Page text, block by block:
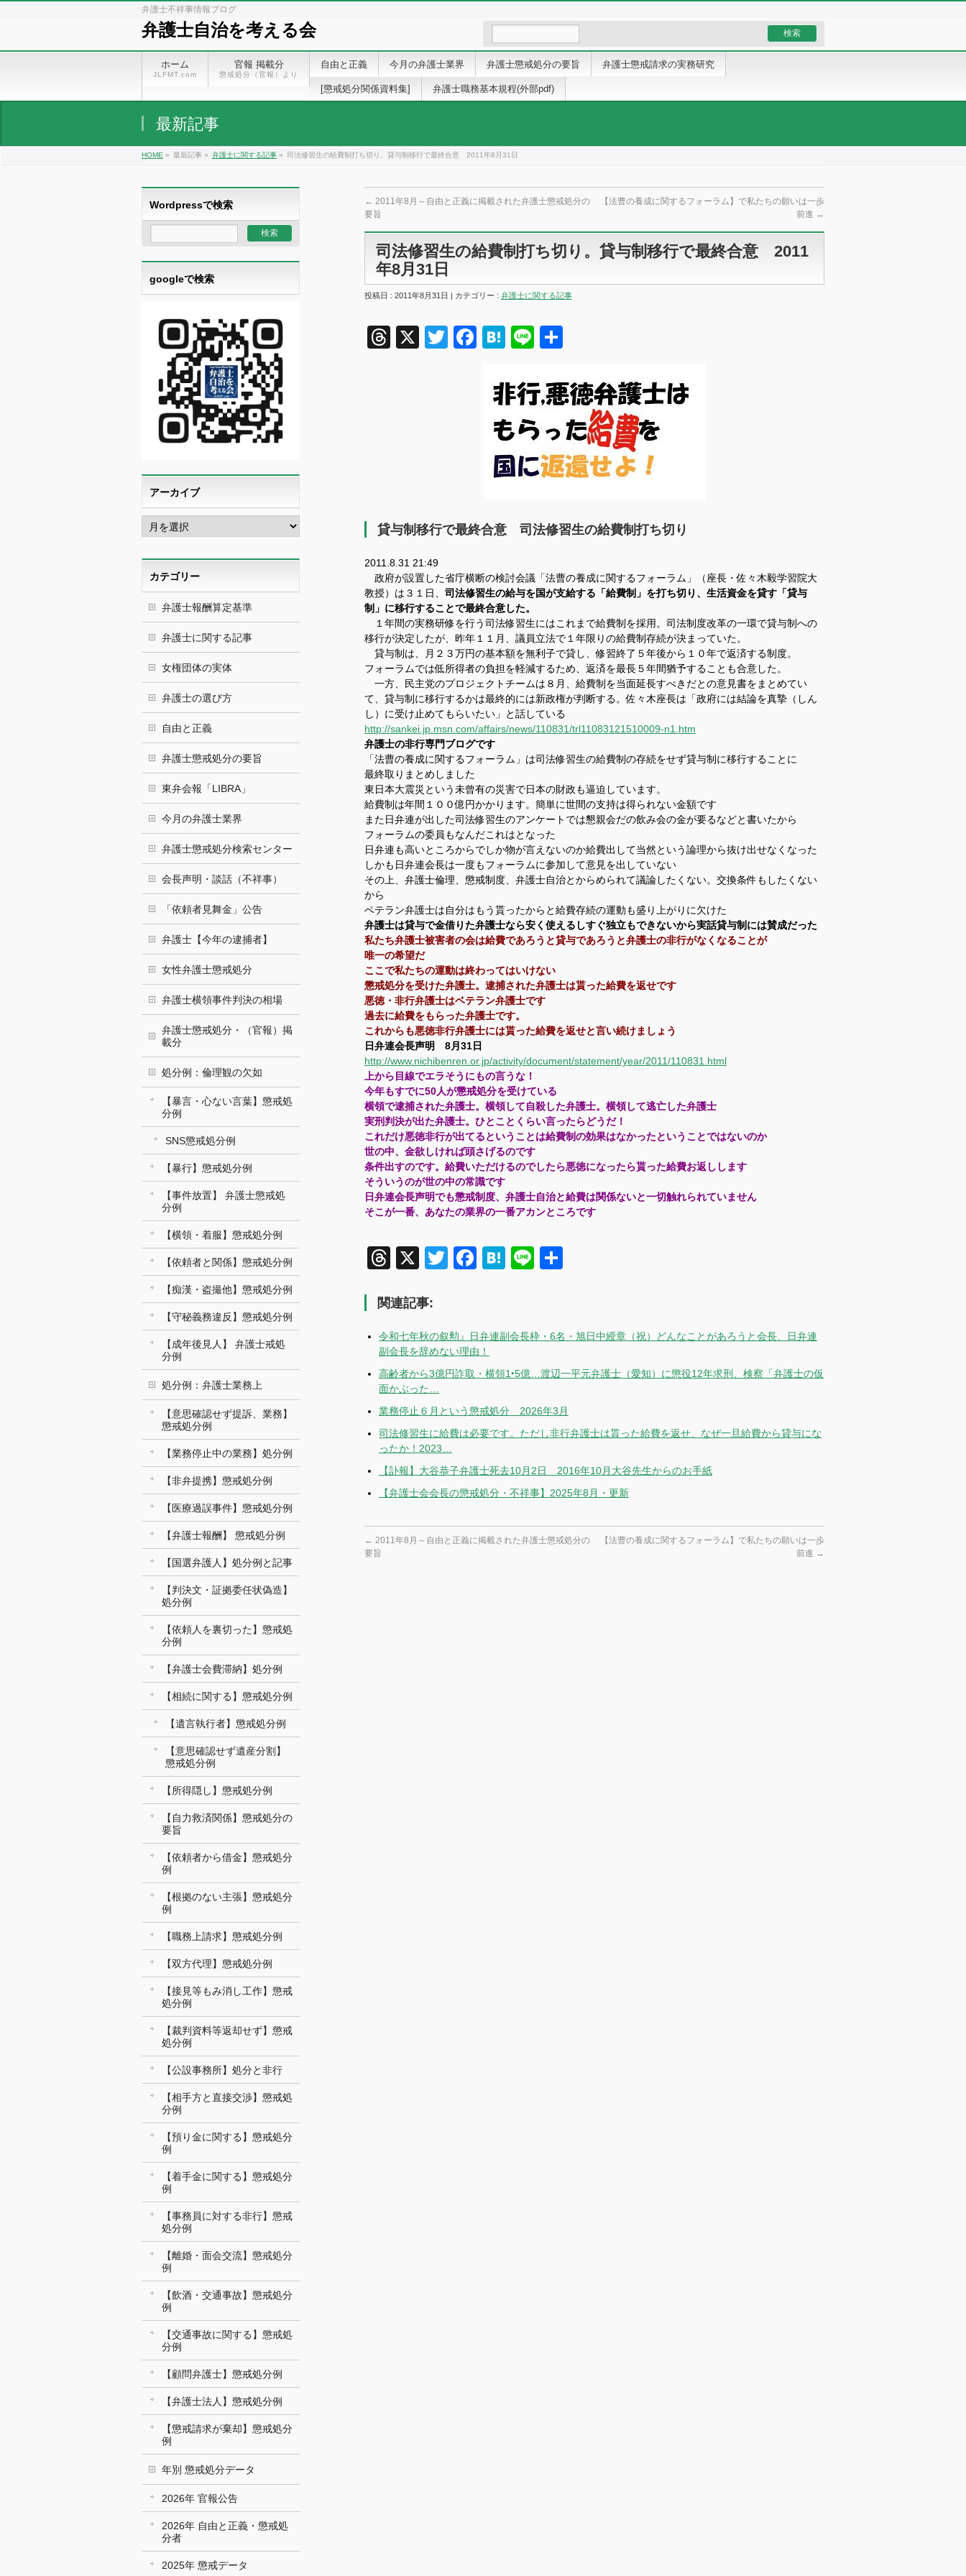
弁護士不祥事情報ブログ
弁護士自治を考える会
ホーム
JLFMT.com
官報 掲載分
懲戒処分（官報）より
自由と正義 今月の弁護士業界 弁護士懲戒処分の要旨 弁護士懲戒請求の実務研究
[懲戒処分関係資料集] 弁護士職務基本規程(外部pdf)
最新記事
HOME » 最新記事 » 弁護士に関する記事 » 司法修習生の給費制打ち切り。貸与制移行で最終合意 2011年8月31日
← 2011年8月～自由と正義に掲載された弁護士懲戒処分の
要旨
【法曹の養成に関するフォーラム】で私たちの願いは一歩
前進 →
司法修習生の給費制打ち切り。貸与制移行で最終合意 2011
年8月31日
投稿日 : 2011年8月31日 | カテゴリー : 弁護士に関する記事
Threads
X TwitterFacebook
Hatena
Line
貸与制移行で最終合意 司法修習生の給費制打ち切り
2011.8.31 21:49
政府が設置した省庁横断の検討会議「法曹の養成に関するフォーラム」（座長・佐々木毅学習院大
教授）は３１日、 司法修習生の給与を国が支給する「給費制」を打ち切り、生活資金を貸す「貸与
制」に移行することで最終合意した。
１年間の実務研修を行う司法修習生にはこれまで給費制を採用。司法制度改革の一環で貸与制への
移行が決定したが、昨年１１月、議員立法で１年限りの給費制存続が決まっていた。
貸与制は、月２３万円の基本額を無利子で貸し、修習終了５年後から１０年で返済する制度。
フォーラムでは低所得者の負担を軽減するため、返済を最長５年間猶予することも合意した。
一方、民主党のプロジェクトチームは８月、給費制を当面延長すべきだとの意見書をまとめてい
て、貸与制に移行するかは最終的には新政権が判断する。佐々木座長は「政府には結論を真摯（しん
し）に受け止めてもらいたい」と話している
http://sankei.jp.msn.com/affairs/news/110831/trl11083121510009-n1.htm
弁護士の非行専門ブログです
「法曹の養成に関するフォーラム」は司法修習生の給費制の存続をせず貸与制に移行することに
最終取りまとめしました
東日本大震災という未曾有の災害で日本の財政も逼迫しています。
給費制は年間１００億円かかります。簡単に世間の支持は得られない金額です
また日弁連が出した司法修習生のアンケートでは懇親会だの飲み会の金が要るなどと書いたから
フォーラムの委員もなんだこれはとなった
日弁連も高いところからでしか物が言えないのか給費出して当然という論理から抜け出せなくなった
しかも日弁連会長は一度もフォーラムに参加して意見を出していない
その上、弁護士倫理、懲戒制度、弁護士自治とからめられて議論したくない。交換条件もしたくない
から
ベテラン弁護士は自分はもう貰ったからと給費存続の運動も盛り上がりに欠けた
弁護士は貸与で金借りた弁護士なら安く使えるしすぐ独立もできないから実話貸与制には賛成だった
私たち弁護士被害者の会は給費であろうと貸与であろうと弁護士の非行がなくなることが
唯一の希望だ
ここで私たちの運動は終わってはいけない
懲戒処分を受けた弁護士。逮捕された弁護士は貰った給費を返せです
悪徳・非行弁護士はベテラン弁護士です
過去に給費をもらった弁護士です。
これからも悪徳非行弁護士には貰った給費を返せと言い続けましょう
日弁連会長声明 8月31日
http://www.nichibenren.or.jp/activity/document/statement/year/2011/110831.html
上から目線でエラそうにもの言うな！
今年もすでに50人が懲戒処分を受けている
横領で逮捕された弁護士。横領して自殺した弁護士。横領して逃亡した弁護士
実刑判決が出た弁護士。ひとことくらい言ったらどうだ！
これだけ悪徳非行が出てるということは給費制の効果はなかったということではないのか
世の中、金欲しければ頭さげるのです
条件出すのです。給費いただけるのでしたら悪徳になったら貰った給費お返しします
そういうのが世の中の常識です
日弁連会長声明でも懲戒制度、弁護士自治と給費は関係ないと一切触れられていません
そこが一番、あなたの業界の一番アカンところです
Threads
X TwitterFacebook
Hatena
Line
関連記事:
令和七年秋の叙勲』日弁連副会長枠・6名・旭日中綬章（祝）どんなことがあろうと会長、日弁連
副会長を辞めない理由！
高齢者から3億円詐取・横領1‣5億…渡辺一平元弁護士（愛知）に懲役12年求刑、検察「弁護士の仮
面かぶった…
業務停止６月という懲戒処分 2026年3月
司法修習生に給費は必要です。ただし非行弁護士は貰った給費を返せ、なぜ一旦給費から貸与にな
ったか！2023…
【訃報】大谷恭子弁護士死去10月2日 2016年10月大谷先生からのお手紙
【弁護士会会長の懲戒処分・不祥事】2025年8月・更新
← 2011年8月～自由と正義に掲載された弁護士懲戒処分の
要旨
【法曹の養成に関するフォーラム】で私たちの願いは一歩
前進 →
Wordpressで検索
googleで検索
アーカイブ
ア
ー
イ
ブカテゴリー
弁護士報酬算定基準
弁護士に関する記事
女権団体の実体
弁護士の選び方
自由と正義
弁護士懲戒処分の要旨
東弁会報「LIBRA」
今月の弁護士業界
弁護士懲戒処分検索センター
会長声明・談話（不祥事）
「依頼者見舞金」公告
弁護士【今年の逮捕者】
女性弁護士懲戒処分
弁護士横領事件判決の相場
弁護士懲戒処分・（官報）掲
載分
処分例：倫理観の欠如
【暴言・心ない言葉】懲戒処
分例
SNS懲戒処分例
【暴行】懲戒処分例
【事件放置】 弁護士懲戒処
分例
【横領・着服】懲戒処分例
【依頼者と関係】懲戒処分例
【痴漢・盗撮他】懲戒処分例
【守秘義務違反】懲戒処分例
【成年後見人】 弁護士戒処
分例
処分例：弁護士業務上
【意思確認せず提訴、業務】
懲戒処分例
【業務停止中の業務】処分例
【非弁提携】懲戒処分例
【医療過誤事件】懲戒処分例
【弁護士報酬】 懲戒処分例
【国選弁護人】処分例と記事
【判決文・証拠委任状偽造】
処分例
【依頼人を裏切った】懲戒処
分例
【弁護士会費滞納】処分例
【相続に関する】懲戒処分例
【遺言執行者】懲戒処分例
【意思確認せず遺産分割】
懲戒処分例
【所得隠し】懲戒処分例
【自力救済関係】懲戒処分の
要旨
【依頼者から借金】懲戒処分
例
【根拠のない主張】懲戒処分
例
【職務上請求】懲戒処分例
【双方代理】懲戒処分例
【接見等もみ消し工作】懲戒
処分例
【裁判資料等返却せず】懲戒
処分例
【公設事務所】処分と非行
【相手方と直接交渉】懲戒処
分例
【預り金に関する】懲戒処分
例
【着手金に関する】懲戒処分
例
【事務員に対する非行】懲戒
処分例
【離婚・面会交流】懲戒処分
例
【飲酒・交通事故】懲戒処分
例
【交通事故に関する】懲戒処
分例
【顧問弁護士】懲戒処分例
【弁護士法人】懲戒処分例
【懲戒請求が棄却】懲戒処分
例
年別 懲戒処分データ
2026年 官報公告
2026年 自由と正義・懲戒処
分者
2025年 懲戒データ